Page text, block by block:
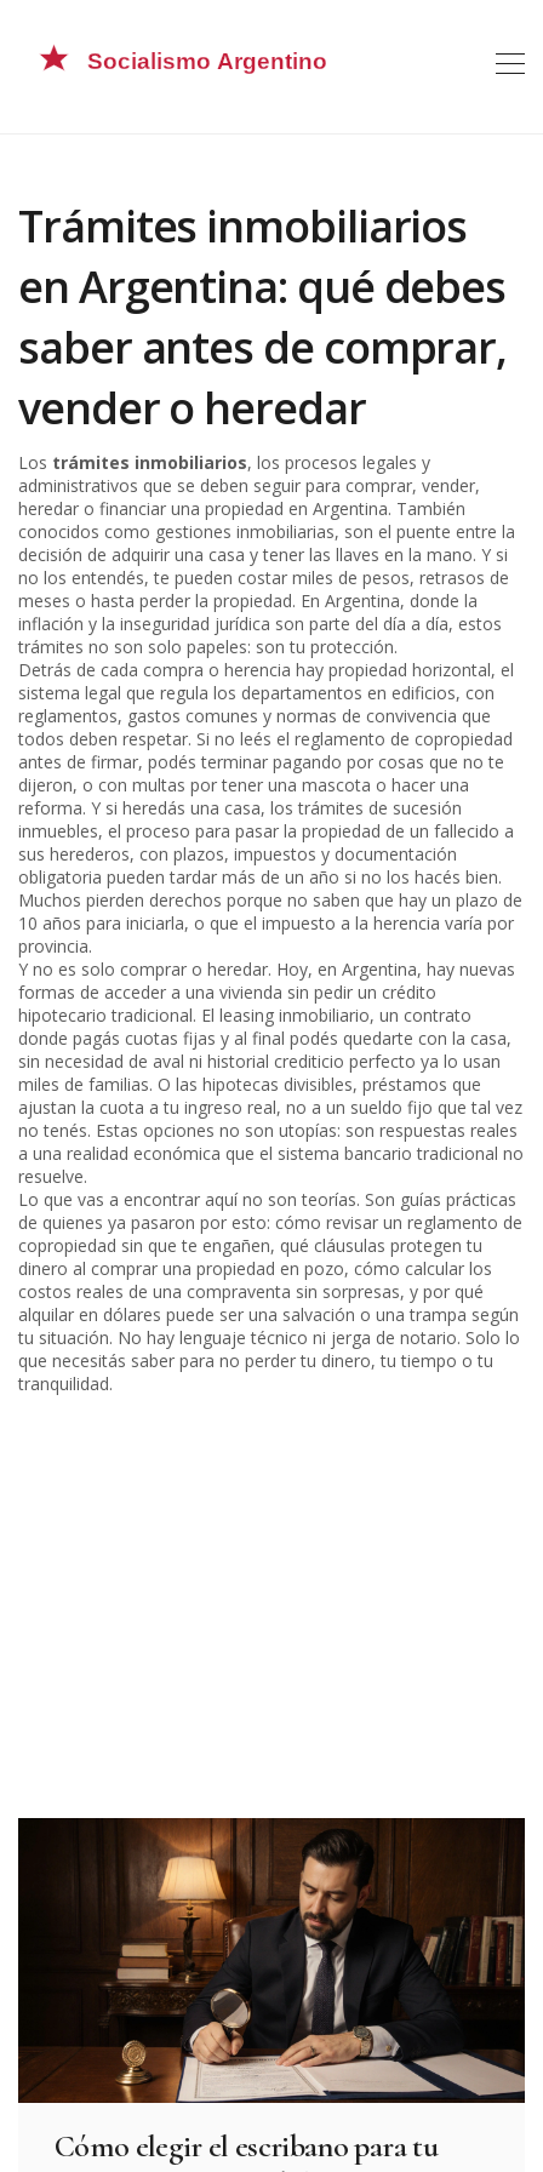
Trámites inmobiliarios
en Argentina: qué debes
saber antes de comprar,
vender o heredar
Los trámites inmobiliarios,los procesos legales y
administrativos que se deben seguir para comprar, vender,
heredar o financiar una propiedad en Argentina. También
conocidos como gestiones inmobiliarias, son el puente entre la
decisión de adquirir una casa y tener las llaves en la mano. Y si
no los entendés, te pueden costar miles de pesos, retrasos de
meses o hasta perder la propiedad. En Argentina, donde la
inflación y la inseguridad jurídica son parte del día a día, estos
trámites no son solo papeles: son tu protección.
Detrás de cada compra o herencia haypropiedad horizontal, el
sistema legal que regula los departamentos en edificios, con
reglamentos, gastos comunes y normas de convivencia que
todos deben respetar. Si no leés el reglamento de copropiedad
antes de firmar, podés terminar pagando por cosas que no te
dijeron, o con multas por tener una mascota o hacer una
reforma. Y si heredás una casa, lostrámites de sucesión
inmuebles, el proceso para pasar la propiedad de un fallecido a
sus herederos, con plazos, impuestos y documentación
obligatoria pueden tardar más de un año si no los hacés bien.
Muchos pierden derechos porque no saben que hay un plazo de
10 años para iniciarla, o que el impuesto a la herencia varía por
provincia.
Y no es solo comprar o heredar. Hoy, en Argentina, hay nuevas
formas de acceder a una vivienda sin pedir un crédito
hipotecario tradicional. Elleasing inmobiliario,un contrato
donde pagás cuotas fijas y al final podés quedarte con la casa,
sin necesidad de aval ni historial crediticio perfecto ya lo usan
miles de familias. O lashipotecas divisibles,préstamos que
ajustan la cuota a tu ingreso real, no a un sueldo fijo que tal vez
no tenés. Estas opciones no son utopías: son respuestas reales
a una realidad económica que el sistema bancario tradicional no
resuelve.
Lo que vas a encontrar aquí no son teorías. Son guías prácticas
de quienes ya pasaron por esto: cómo revisar un reglamento de
copropiedad sin que te engañen, qué cláusulas protegen tu
dinero al comprar una propiedad en pozo, cómo calcular los
costos reales de una compraventa sin sorpresas, y por qué
alquilar en dólares puede ser una salvación o una trampa según
tu situación. No hay lenguaje técnico ni jerga de notario. Solo lo
que necesitás saber para no perder tu dinero, tu tiempo o tu
tranquilidad.
Cómo elegir el escribano para tu